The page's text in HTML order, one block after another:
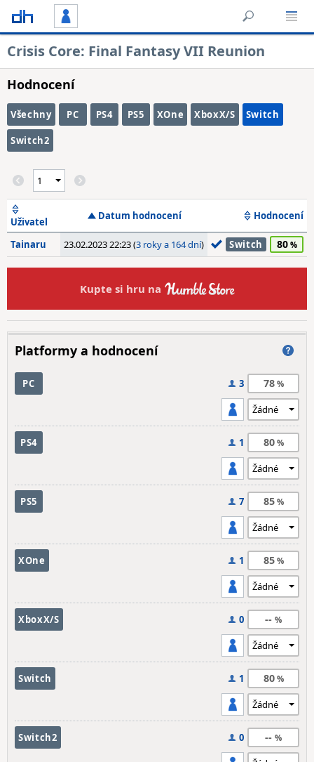
Crisis Core: Final Fantasy VII Reunion
Hodnocení
Všechny PC PS4 PS5 XOne XboxX/S Switch
Switch2
Uživatel Datum hodnocení Hodnocení
Tainaru 23.02.2023 22:23 (3 roky a 164 dní) Switch 80
Kupte si hru na
Platformy a hodnocení
PC 3 78
PS4 1 80
PS5 7 85
XOne 1 85
XboxX/S 0 --
Switch 1 80
Switch2 0 --